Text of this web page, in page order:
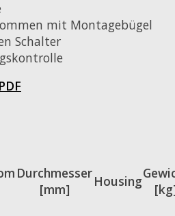
mit Montagebügel
Schalter
Durchmesser
[mm]
Housing